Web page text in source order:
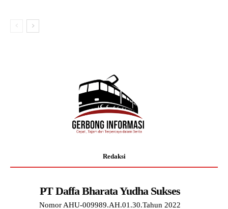
Redaksi
PT Daffa Bharata Yudha Sukses
Nomor AHU-009989.AH.01.30.Tahun 2022